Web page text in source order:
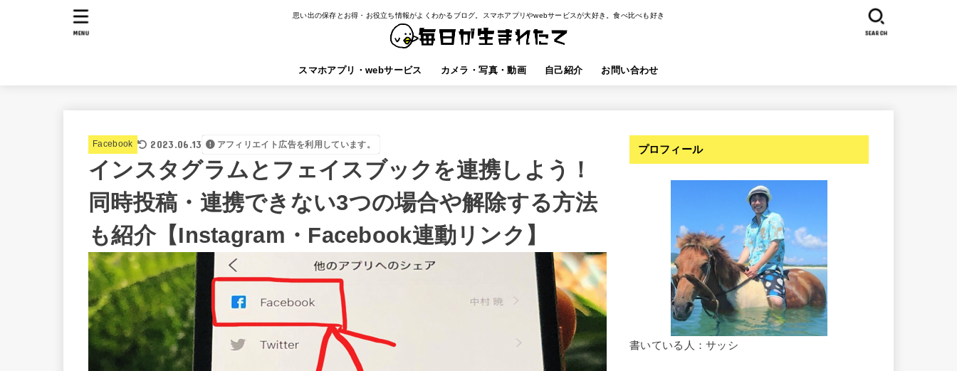
思い出の保存とお得・お役立ち情報がよくわかるブログ。スマホアプリやwebサービスが大好き。食べ比べも好き
スマホアプリ・webサービス カメラ・写真・動画 自己紹介 お問い合わせ
SEARCH
MENU
Facebook 2023.06.13 アフィリエイト広告を利用しています。
インスタグラムとフェイスブックを連携しよう！
同時投稿・連携できない3つの場合や解除する方法
も紹介【Instagram・Facebook連動リンク】
プロフィール
書いている人：サッシ